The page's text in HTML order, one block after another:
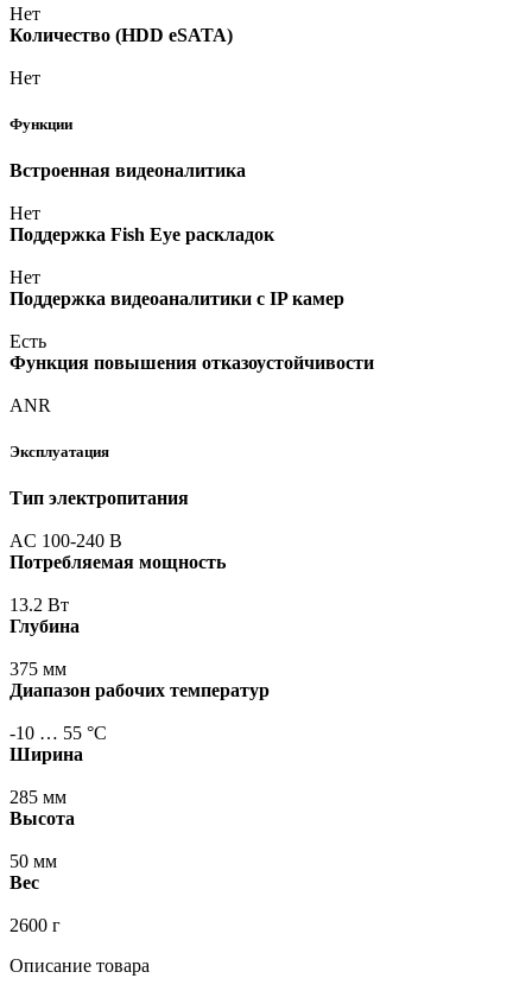
Нет
Количество (HDD eSATA)
Нет
Функции
Встроенная видеоналитика
Нет
Поддержка Fish Eye раскладок
Нет
Поддержка видеоаналитики с IP камер
Есть
Функция повышения отказоустойчивости
ANR
Эксплуатация
Тип электропитания
AC 100-240 В
Потребляемая мощность
13.2 Вт
Глубина
375 мм
Диапазон рабочих температур
-10 … 55 °С
Ширина
285 мм
Высота
50 мм
Вес
2600 г
Описание товара